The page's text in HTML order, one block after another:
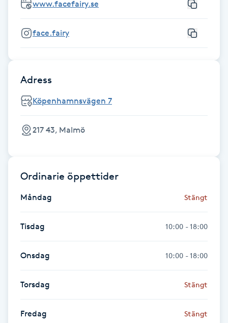
Klangmassage
Klippning
Klippning & Slingor
Klippning ungdom
Koppningsmassage
Kosmetisk tatuering
Kostrådgivning
Kroppsinpackning
www.facefairy.se
face.fairy
Adress
Köpenhamnsvägen 7
217 43, Malmö
Ordinarie öppettider
Måndag Stängt
Tisdag 10:00 - 18:00
Onsdag 10:00 - 18:00
Torsdag Stängt
Fredag Stängt